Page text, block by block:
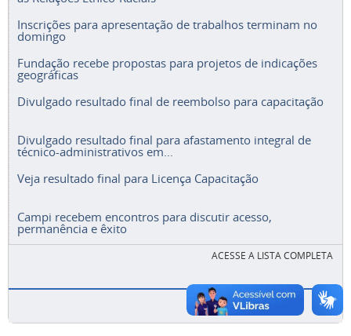
Inscrições para apresentação de trabalhos terminam no
domingo
Fundação recebe propostas para projetos de indicações
geográficas
Divulgado resultado final de reembolso para capacitação
Divulgado resultado final para afastamento integral de
técnico-administrativos em...
Veja resultado final para Licença Capacitação
Campi recebem encontros para discutir acesso,
permanência e êxito
ACESSE A LISTA COMPLETA